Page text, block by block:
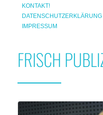
KONTAKT!
DATENSCHUTZERKLÄRUNG
IMPRESSUM
FRISCH